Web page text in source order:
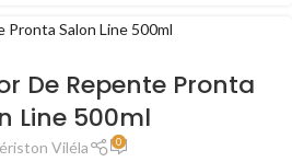
De Repente Pronta
Line 500ml
Viléla 0